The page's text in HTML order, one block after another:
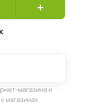
магазина и
магазинах